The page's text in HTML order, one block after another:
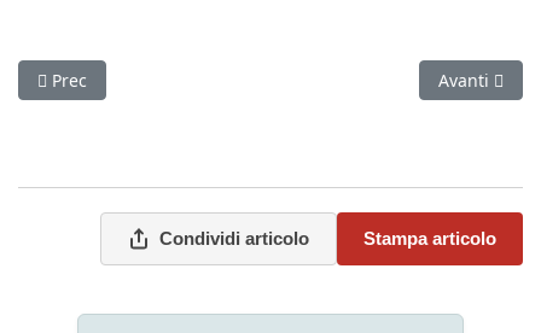
Articolo precedente: Contratti scaduti per milioni di
Prec Articolo
Avanti
Condividi articolo Stampa articolo